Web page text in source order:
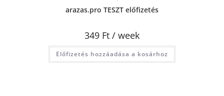
arazas.pro TESZT előfizetés
349 Ft / week
Előfizetés hozzáadása a kosárhoz